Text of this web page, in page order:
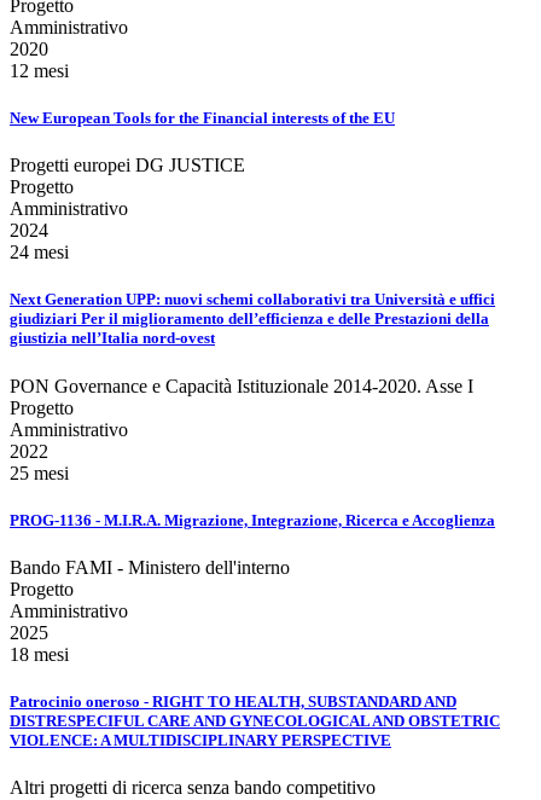
Progetto
Amministrativo
2020
12 mesi
New European Tools for the Financial interests of the EU
Progetti europei DG JUSTICE
Progetto
Amministrativo
2024
24 mesi
Next Generation UPP: nuovi schemi collaborativi tra Università e uffici
giudiziari Per il miglioramento dell’efficienza e delle Prestazioni della
giustizia nell’Italia nord-ovest
PON Governance e Capacità Istituzionale 2014-2020. Asse I
Progetto
Amministrativo
2022
25 mesi
PROG-1136 - M.I.R.A. Migrazione, Integrazione, Ricerca e Accoglienza
Bando FAMI - Ministero dell'interno
Progetto
Amministrativo
2025
18 mesi
Patrocinio oneroso - RIGHT TO HEALTH, SUBSTANDARD AND
DISTRESPECIFUL CARE AND GYNECOLOGICAL AND OBSTETRIC
VIOLENCE: A MULTIDISCIPLINARY PERSPECTIVE
Altri progetti di ricerca senza bando competitivo